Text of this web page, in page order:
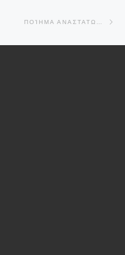
BACK TO POST LIST